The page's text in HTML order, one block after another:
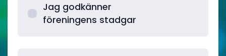
Jag godkänner
föreningens stadgar